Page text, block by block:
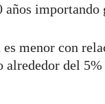
importando
menor con
alrededor del